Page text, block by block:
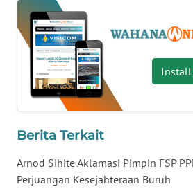
Install
Berita Terkait
Arnod Sihite Aklamasi Pimpin FSP
Perjuangan Kesejahteraan Buruh
WN
KALTARA
WN
KALSEL
WN
WN